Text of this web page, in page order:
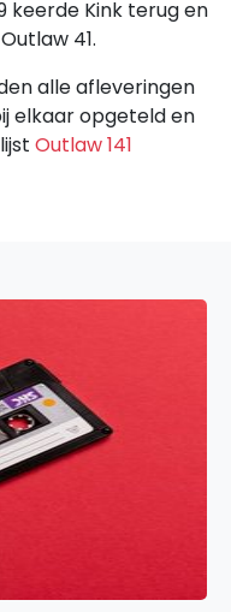
keerde Kink terug en
41.
alle afleveringen
elkaar opgeteld en
Outlaw 141